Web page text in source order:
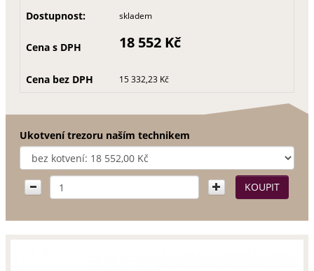
Dostupnost: skladem
Cena s DPH 18 552 Kč
Cena bez DPH 15 332,23 Kč
Ukotvení trezoru naším technikem